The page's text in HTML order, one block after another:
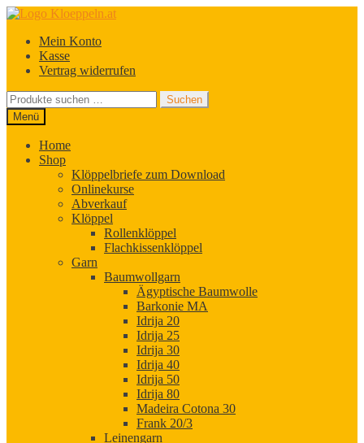
Zur
springen
Zum
springenMein Konto
Kasse
Vertrag widerrufen
Suchen
nach:
Suchen
Menü
Home
Shop
Klöppelbriefe zum Download
Onlinekurse
Abverkauf
Klöppel
Rollenklöppel
Flachkissenklöppel
Garn
Baumwollgarn
Ägyptische Baumwolle
Barkonie MA
Idrija 20
Idrija 25
Idrija 30
Idrija 40
Idrija 50
Idrija 80
Madeira Cotona 30
Frank 20/3
Leinengarn